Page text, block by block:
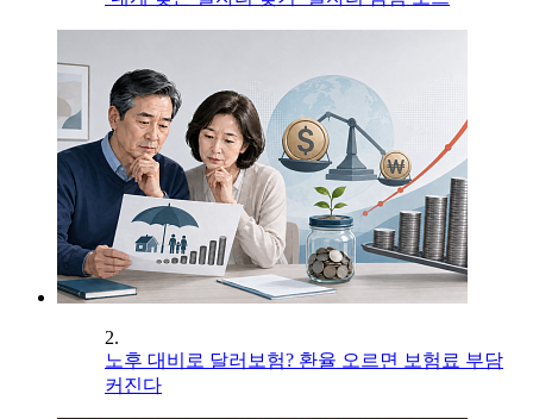
2.
노후 대비로 달러보험? 환율 오르면 보험료 부담
커진다